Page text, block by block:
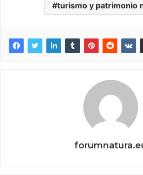
turismo y patrimonio